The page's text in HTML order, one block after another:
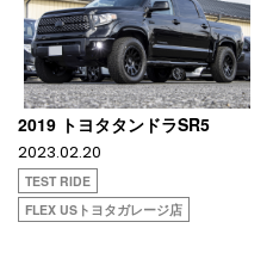
2019 トヨタタンドラSR5
2023.02.20
TEST RIDE
FLEX USトヨタガレージ店